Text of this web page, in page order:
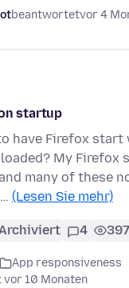
beantwortetvor 4
startup
have Firefox
My Firefox
many of these
(Lesen Sie mehr)
4 397
App responsiveness
10 Monaten